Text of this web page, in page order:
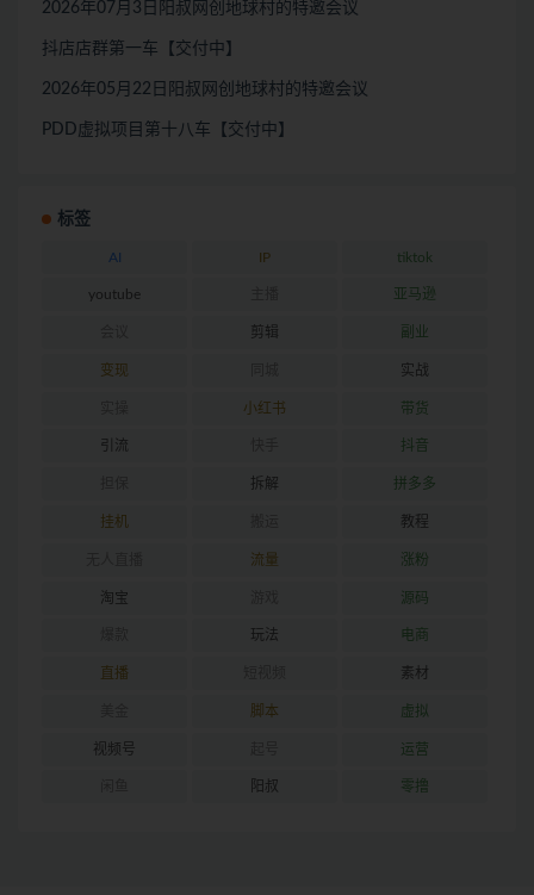
2026年07月3日阳叔网创地球村的特邀会议
抖店店群第一车【交付中】
2026年05月22日阳叔网创地球村的特邀会议
PDD虚拟项目第十八车【交付中】
标签
AI IP tiktok
youtube 亚马逊
剪辑 副业
变现 实战
小红书 带货
引流 抖音
拆解 拼多多
挂机 教程
流量 涨粉
淘宝 源码
玩法 电商
直播 素材
脚本 虚拟
视频号 运营
阳叔 零撸